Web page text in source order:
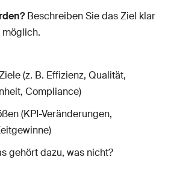
Beschreiben Sie das Ziel klar
möglich.
(z. B. Effizienz, Qualität,
Compliance)
(KPI-Veränderungen,
gehört dazu, was nicht?